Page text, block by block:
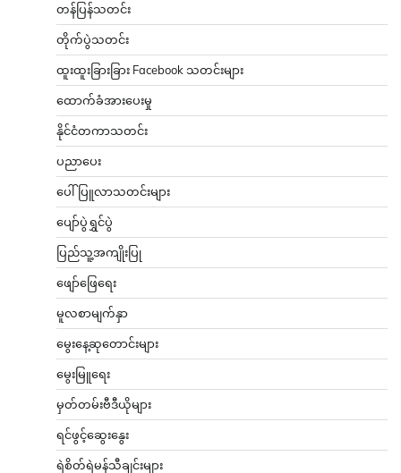
တန်ပြန်သတင်း
တိုက်ပွဲသတင်း
ထူးထူးခြားခြား Facebook သတင်းများ
ထောက်ခံအားပေးမှု
နိုင်ငံတကာသတင်း
ပညာပေး
ပေါ်ပြူလာသတင်းများ
ပျော်ပွဲရွှင်ပွဲ
ပြည်သူ့အကျိုးပြု
ဖျော်ဖြေရေး
မူလစာမျက်နှာ
မွေးနေ့ဆုတောင်းများ
မွေးမြူရေး
မှတ်တမ်းဗီဒီယိုများ
ရင်ဖွင့်ဆွေးနွေး
ရဲစိတ်ရဲမန်သီချင်းများ